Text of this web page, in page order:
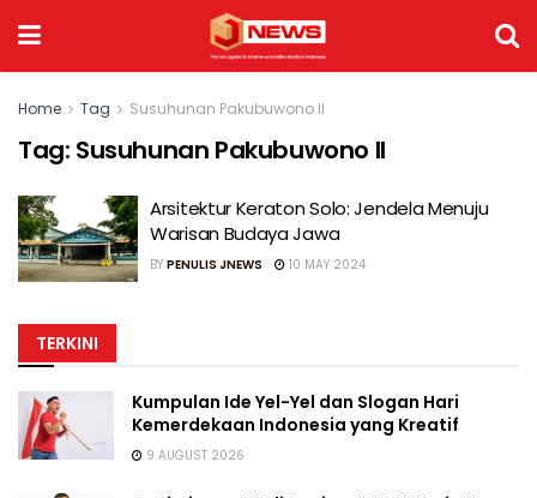
Home Tag Susuhunan Pakubuwono II
Tag: Susuhunan Pakubuwono II
Arsitektur Keraton Solo: Jendela Menuju
Warisan Budaya Jawa
BY PENULIS JNEWS 10 MAY 2024
TERKINI
Kumpulan Ide Yel-Yel dan Slogan Hari
Kemerdekaan Indonesia yang Kreatif
9 AUGUST 2026